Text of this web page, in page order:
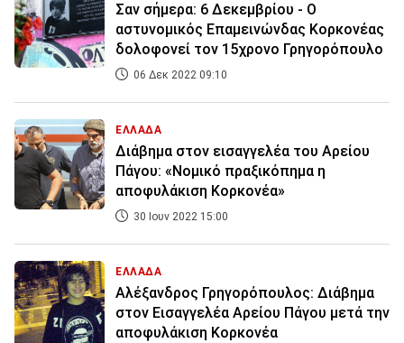
Σαν σήμερα: 6 Δεκεμβρίου - Ο
αστυνομικός Επαμεινώνδας Κορκονέας
δολοφονεί τον 15χρονο Γρηγορόπουλο
06 Δεκ 2022 09:10
ΕΛΛΑΔΑ
Διάβημα στον εισαγγελέα του Αρείου
Πάγου: «Νομικό πραξικόπημα η
αποφυλάκιση Κορκονέα»
30 Ιουν 2022 15:00
ΕΛΛΑΔΑ
Αλέξανδρος Γρηγορόπουλος: Διάβημα
στον Εισαγγελέα Αρείου Πάγου μετά την
αποφυλάκιση Κορκονέα